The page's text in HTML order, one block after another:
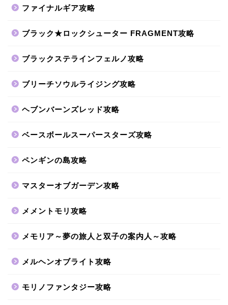
ファイナルギア攻略
ブラック★ロックシューター FRAGMENT攻略
ブラックステラインフェルノ攻略
ブリーチソウルライジング攻略
ヘブンバーンズレッド攻略
ベースボールスーパースターズ攻略
ペンギンの島攻略
マスターオブガーデン攻略
メメントモリ攻略
メモリア～夢の旅人と双子の案内人～攻略
メルヘンオブライト攻略
モリノファンタジー攻略